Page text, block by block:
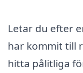
Letar du efter
har kommit till
hitta pålitliga